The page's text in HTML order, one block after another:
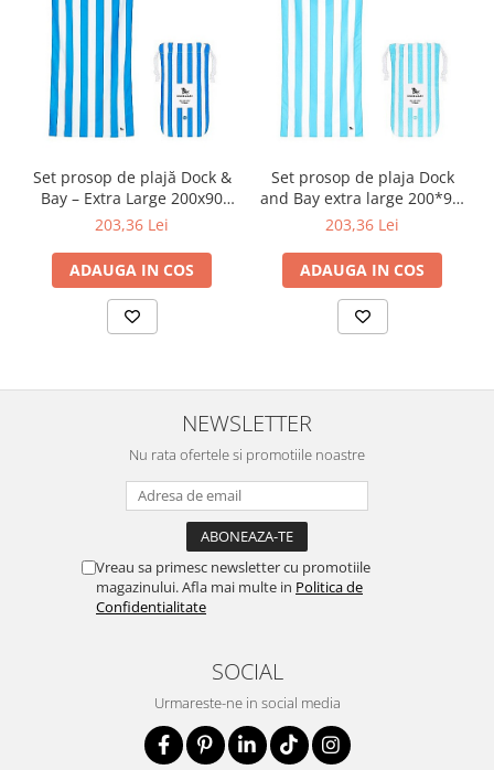
Set prosop de plajă Dock &
Bay – Extra Large 200x90
cm, microfibră albastru/alb
203,36 Lei
ADAUGA IN COS
Set prosop de plaja Dock
and Bay extra large 200*90,
Microfibra/Poliamida,
203,36 Lei
ADAUGA IN COS
NEWSLETTER
Nu rata ofertele si promotiile noastre
Vreau sa primesc newsletter cu promotiile
magazinului. Afla mai multe in Politica de
Confidentialitate
SOCIAL
Urmareste-ne in social media